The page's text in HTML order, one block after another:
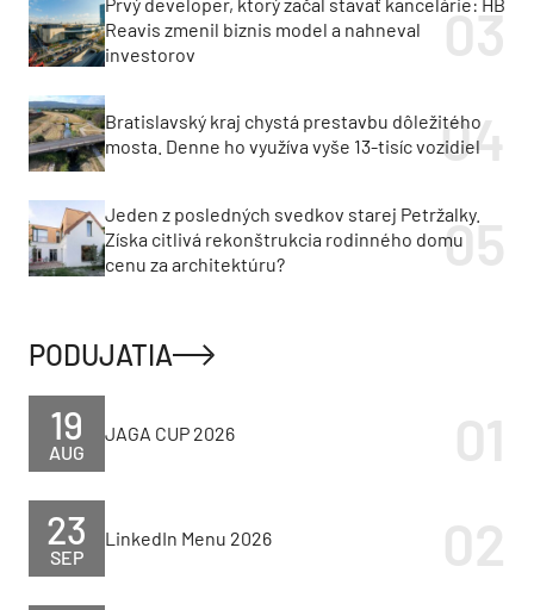
Reavis zmenil biznis model a nahneval
investorov
Bratislavský kraj chystá prestavbu dôležitého
mosta. Denne ho využíva vyše 13-tisíc vozidiel
Jeden z posledných svedkov starej Petržalky.
Získa citlivá rekonštrukcia rodinného domu
cenu za architektúru?
PODUJATIA
AUG
19 JAGA CUP 2026
SEP
23 LinkedIn Menu 2026